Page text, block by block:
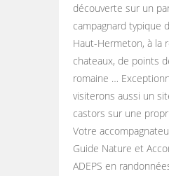
découverte sur un
campagnard typique
Haut-Hermeton, à la
chateaux, de points
romaine …
visiterons aussi un
castors sur une
Votre
Guide Nature et
ADEPS en